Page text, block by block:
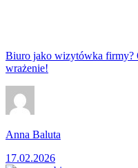
Biuro jako wizytówka firmy?
wrażenie!
Anna Baluta
17.02.2026